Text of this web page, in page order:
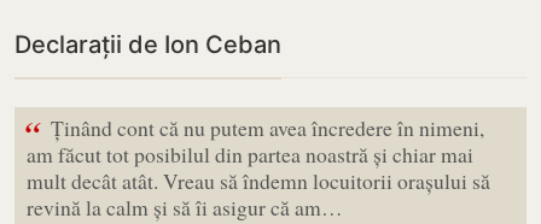
Declarații de Ion Ceban
“ Ținând cont că nu putem avea încredere în nimeni,
am făcut tot posibilul din partea noastră și chiar mai
mult decât atât. Vreau să îndemn locuitorii orașului să
revină la calm și să îi asigur că am…